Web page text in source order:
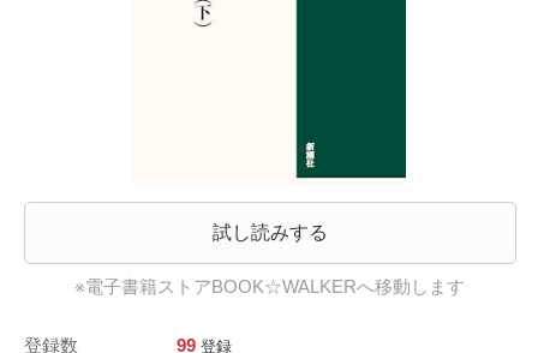
試し読みする
※電子書籍ストアBOOK☆WALKERへ移動します
登録数 99 登録